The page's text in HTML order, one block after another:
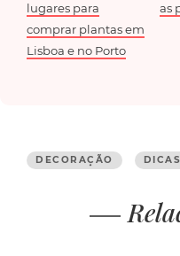
lugares para
comprar plantas em
Lisboa e no Porto
as
DECORAÇÃO DICAS